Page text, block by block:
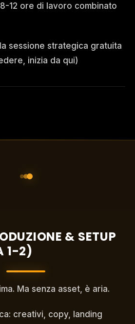
8-12 ore di lavoro combinato
sessione strategica gratuita
inizia da qui)
& SETUP
1-2)
Ma senza asset, è aria.
creativi, copy, landing